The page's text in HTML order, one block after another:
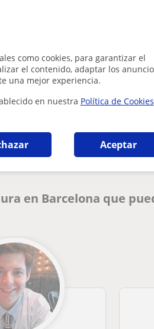
como cookies, para garantizar el
el contenido, adaptar los
una mejor experiencia.
en nuestra Política de Cookies
Aceptar
este perfil?
en Barcelona que